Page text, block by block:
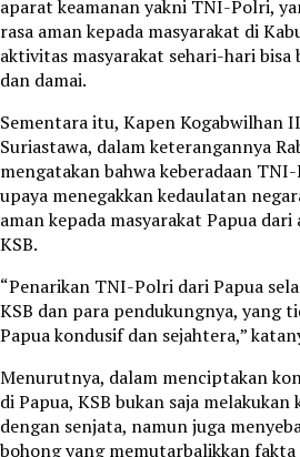
aparat keamanan yakni TNI-Polri,
rasa aman kepada masyarakat di
aktivitas masyarakat sehari-hari bisa
dan damai.
Sementara itu, Kapen Kogabwilhan
Suriastawa, dalam keterangannya
mengatakan bahwa keberadaan
upaya menegakkan kedaulatan
aman kepada masyarakat Papua
KSB.
“Penarikan TNI-Polri dari Papua
KSB dan para pendukungnya, yang
Papua kondusif dan sejahtera,”
Menurutnya, dalam menciptakan
di Papua, KSB bukan saja
dengan senjata, namun juga
bohong yang memutarbalikkan